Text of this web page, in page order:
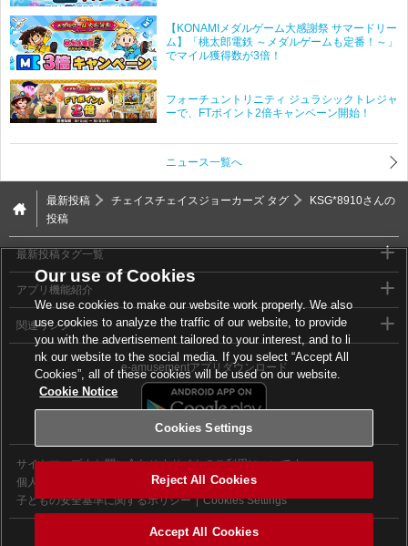
【KONAMIメダルゲーム大感謝祭 サマードリー
ム】「桃太郎電鉄 ～メダルゲームも定番！～」
でマイル獲得数が3倍！
フォーチュントリニティ ジュラシックトレジャ
ーで、FTポイント2倍キャンペーン開始！
ニュース一覧へ
最新投稿 チェイスチェイスジョーカーズ タグ
KSG*8910さんの
投稿
最新投稿タグ一覧
アプリ機能紹介
関連リンク
e-amusementアプリダウンロード
サイトマップ お問い合わせ
サイトのご利用について
個人情報等保護方針
外部送信について
子どもの安全基準に関するポリシー
Cookies Settings
©2026 Konami Digital Entertainment
Our use of Cookies
We use cookies to make our website work properly. We also
use cookies to analyze the traffic of our website, to provide
you with the advertisement tailored to your interest, and to li
nk our website to the social media. If you select “Accept All
Cookies”, all of these cookies will be used on our website.
Cookie Notice
Cookies Settings
Reject All Cookies
Accept All Cookies